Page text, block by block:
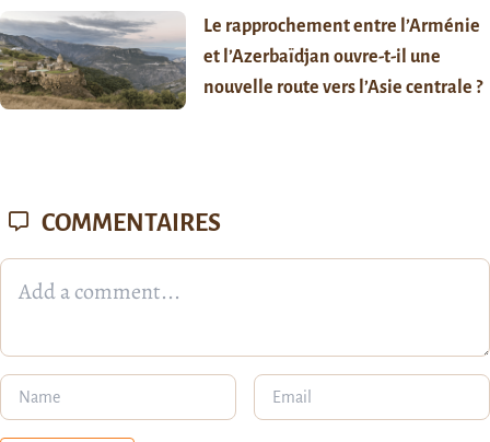
Le rapprochement entre l’Arménie
et l’Azerbaïdjan ouvre-t-il une
nouvelle route vers l’Asie centrale ?
COMMENTAIRES